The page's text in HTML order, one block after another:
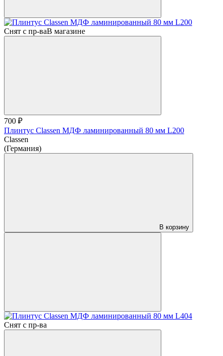
Снят с пр-ваВ магазине
700 ₽
Плинтус Classen МДФ ламинированный 80 мм L200
Classen
(Германия)
В корзину
Снят с пр-ва